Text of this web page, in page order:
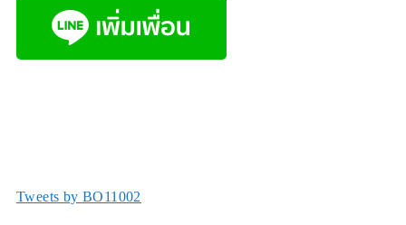
Tweets by BO11002